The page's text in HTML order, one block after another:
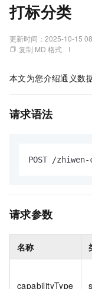
打标分类
更新时间： 2025-10-15
复制 MD 格式
本文为您介绍通义数
请求语法
POST /
请求参数
名称
capabilityType